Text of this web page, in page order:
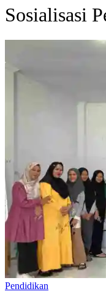
Sosialisasi
Pendidikan